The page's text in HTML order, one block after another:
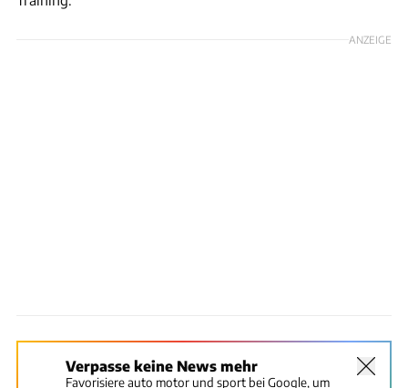
ANZEIGE
Verpasse keine News mehr
Favorisiere auto motor und sport bei Google, um